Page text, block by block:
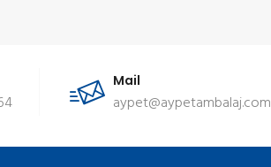
Mail
aypet@aypetambalaj.com